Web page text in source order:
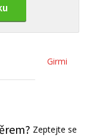
Girmi
Zeptejte se